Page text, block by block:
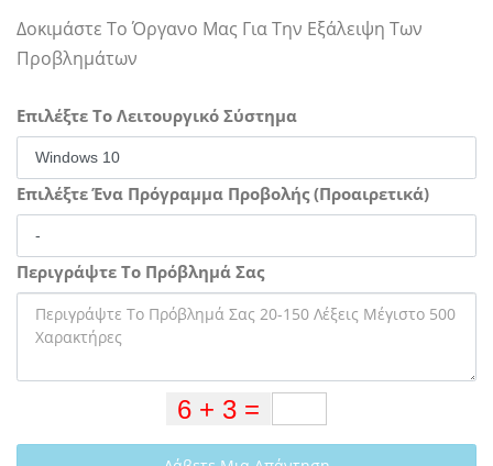
Δοκιμάστε Το Όργανο Μας Για Την Εξάλειψη Των
Προβλημάτων
Επιλέξτε Το Λειτουργικό Σύστημα
Επιλέξτε Ένα Πρόγραμμα Προβολής (Προαιρετικά)
Περιγράψτε Το Πρόβλημά Σας